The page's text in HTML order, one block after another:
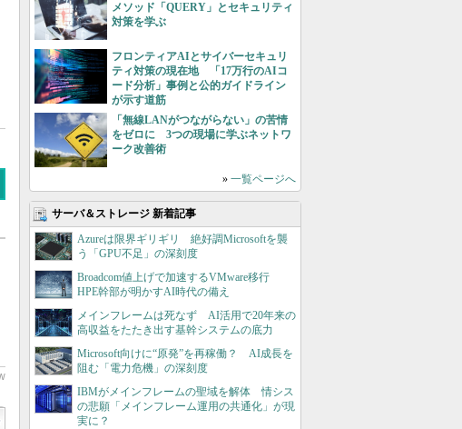
メソッド「QUERY」とセキュリティ
対策を学ぶ
フロンティアAIとサイバーセキュリ
ティ対策の現在地 「17万行のAIコ
ード分析」事例と公的ガイドライン
が示す道筋
「無線LANがつながらない」の苦情
をゼロに 3つの現場に学ぶネットワ
ーク改善術
» 一覧ページへ
サーバ＆ストレージ 新着記事
Azureは限界ギリギリ 絶好調Microsoftを襲
う「GPU不足」の深刻度
Broadcom値上げで加速するVMware移行
HPE幹部が明かすAI時代の備え
メインフレームは死なず AI活用で20年来の
高収益をたたき出す基幹システムの底力
Microsoft向けに“原発”を再稼働？ AI成長を
阻む「電力危機」の深刻度
IBMがメインフレームの聖域を解体 情シス
の悲願「メインフレーム運用の共通化」が現
実に？